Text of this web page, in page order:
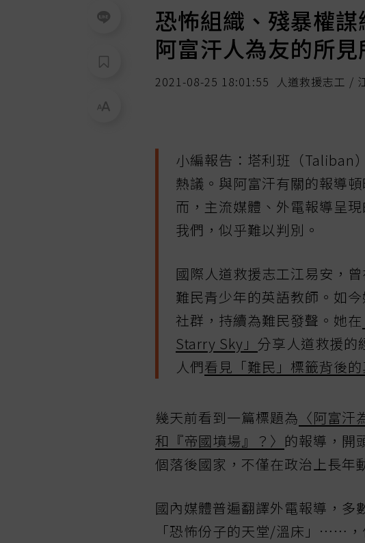
恐怖組織、殘暴權
阿富汗人為友的所見
2021-08-25 18:01:55 人道救援志工 /
小編報告：塔利班（Taliban
熱議。與阿富汗有關的報導
而，主流媒體、外電報導呈
我們，似乎難以判別。
國際人道救援志工江易安，
難民青少年的英語教師。如
社群，持續為難民發聲。她在
Starry Sky」 分享人道救援的
人們看見「難民」標籤背後
幾天前看到一篇標題為 〈阿富
和『帝國墳場』？〉 的報導，開
個落後國家，不僅在政治上長
國內媒體普遍翻譯外電報導，多
「恐怖份子的天堂/溫床」⋯⋯